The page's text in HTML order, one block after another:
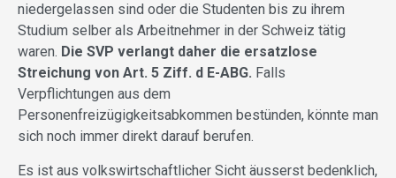
niedergelassen sind oder die Studenten bis zu ihrem
Studium selber als Arbeitnehmer in der Schweiz tätig
waren. Die SVP verlangt daher die ersatzlose
Streichung von Art. 5 Ziff. d E-ABG. Falls
Verpflichtungen aus dem
Personenfreizügigkeitsabkommen bestünden, könnte man
sich noch immer direkt darauf berufen.
Es ist aus volkswirtschaftlicher Sicht äusserst bedenklich,